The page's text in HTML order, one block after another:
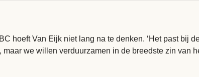
hoeft Van Eijk niet lang na te denken. ‘Het past bij
we willen verduurzamen in de breedste zin van